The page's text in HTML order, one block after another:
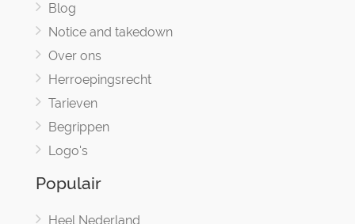
Blog
Notice and takedown
Over ons
Herroepingsrecht
Tarieven
Begrippen
Logo's
Populair
Heel Nederland